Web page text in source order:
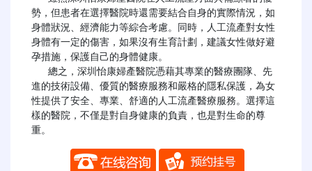
勢，但患者在選擇醫院時還需要結合自身的實際情況，如
身體狀況、經濟能力等綜合考慮。同時，人工流產對女性
身體有一定的傷害，如果沒有生育計劃，建議女性做好避
孕措施，保護自己的身體健康。
進的技術設備、優質的醫療服務和嚴格的隱私保護，為女
性提供了安全、專業、舒適的人工流產醫療服務。選擇這
樣的醫院，不僅是對自身健康的負責，也是對生命的尊
重。